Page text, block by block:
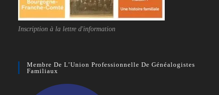
Inscription à la lettre d'information
Membre De L’Union Professionnelle De Généalogistes
Familiaux